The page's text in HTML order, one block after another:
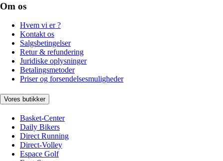
Om os
Hvem vi er ?
Kontakt os
Salgsbetingelser
Retur & refundering
Juridiske oplysninger
Betalingsmetoder
Priser og forsendelsesmuligheder
Vores butikker
Basket-Center
Daily Bikers
Direct Running
Direct-Volley
Espace Golf